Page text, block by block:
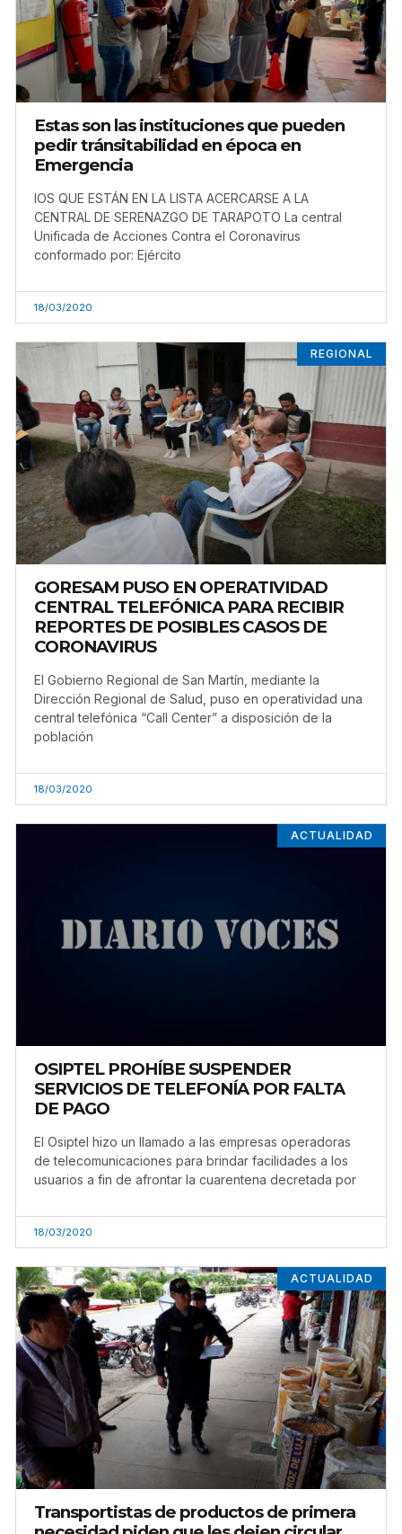
Estas son las instituciones que pueden
pedir tránsitabilidad en época en
Emergencia
lOS QUE ESTÁN EN LA LISTA ACERCARSE A LA
CENTRAL DE SERENAZGO DE TARAPOTO La central
Unificada de Acciones Contra el Coronavirus
conformado por: Ejército
18/03/2020
REGIONAL
GORESAM PUSO EN OPERATIVIDAD
CENTRAL TELEFÓNICA PARA RECIBIR
REPORTES DE POSIBLES CASOS DE
CORONAVIRUS
El Gobierno Regional de San Martín, mediante la
Dirección Regional de Salud, puso en operatividad una
central telefónica “Call Center” a disposición de la
población
18/03/2020
ACTUALIDAD
OSIPTEL PROHÍBE SUSPENDER
SERVICIOS DE TELEFONÍA POR FALTA
DE PAGO
El Osiptel hizo un llamado a las empresas operadoras
de telecomunicaciones para brindar facilidades a los
usuarios a fin de afrontar la cuarentena decretada por
18/03/2020
ACTUALIDAD
Transportistas de productos de primera